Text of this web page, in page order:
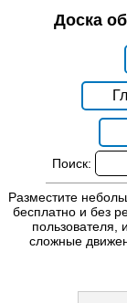
Доска
Поиск:
Разместите
бесплатно и без
пользователя,
сложные